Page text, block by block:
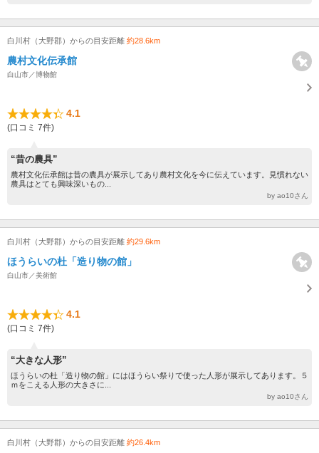
白川村（大野郡）からの目安距離 約28.6km
農村文化伝承館
白山市／博物館
4.1
(口コミ 7件)
“昔の農具”
農村文化伝承館は昔の農具が展示してあり農村文化を今に伝えています。見慣れない
農具はとても興味深いもの...
by ao10さん
白川村（大野郡）からの目安距離 約29.6km
ほうらいの杜「造り物の館」
白山市／美術館
4.1
(口コミ 7件)
“大きな人形”
ほうらいの杜「造り物の館」にはほうらい祭りで使った人形が展示してあります。５
ｍをこえる人形の大きさに...
by ao10さん
白川村（大野郡）からの目安距離 約26.4km